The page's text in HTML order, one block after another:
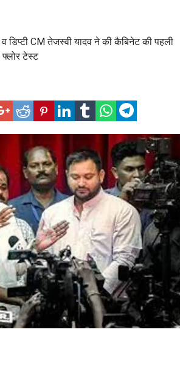
डिप्टी CM तेजस्वी यादव ने की कैबिनेट की पहली
टेस्ट